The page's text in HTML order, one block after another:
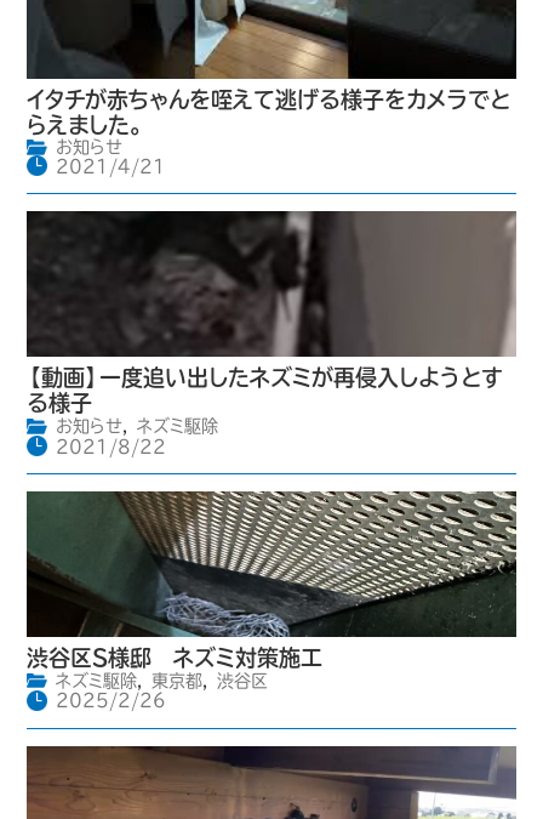
イタチが赤ちゃんを咥えて逃げる様子をカメラでと
らえました。
お知らせ
2021/4/21
【動画】一度追い出したネズミが再侵入しようとす
る様子
お知らせ,
ネズミ駆除
2021/8/22
渋谷区S様邸 ネズミ対策施工
ネズミ駆除, 東京都,
渋谷区
2025/2/26